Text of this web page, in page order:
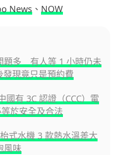
News 、 NOW
題多 有人等 1 小時仍未
現竟只是預約費
國有 3C 認證（CCC）電
於安全及合法
式水機 3 款熱水溫差大
風味